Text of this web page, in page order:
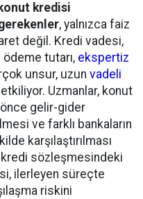
konut kredisi
, yalnızca faiz
değil. Kredi vadesi,
ödeme tutarı, ekspertiz
unsur, uzun vadeli
Uzmanlar, konut
gelir-gider
ve farklı bankaların
karşılaştırılması
sözleşmesindeki
ilerleyen süreçte
riskini